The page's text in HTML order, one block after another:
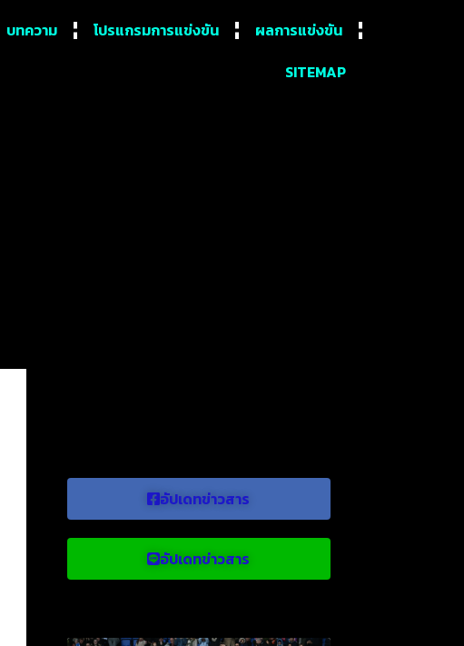
บทความ โปรแกรมการแข่งขัน
ผลการแข่งขัน
SITEMAP
อัปเดทข่าวสาร
อัปเดทข่าวสาร